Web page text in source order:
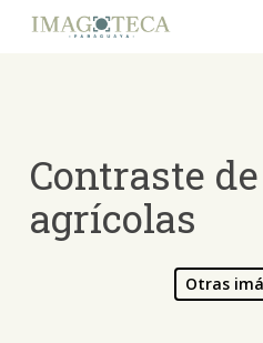
Contraste
agrícolas
Otras